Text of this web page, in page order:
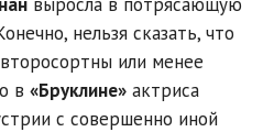
нельзя сказать, что
или менее
в «Бруклине» актриса
с совершенно иной